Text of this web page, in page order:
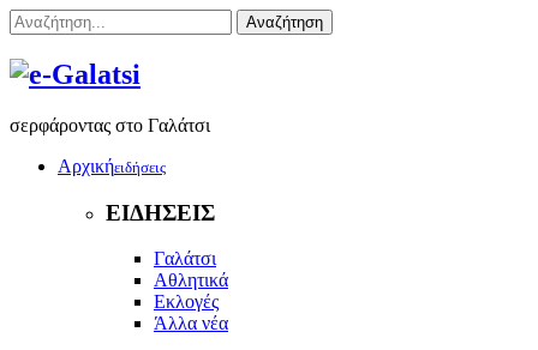
Αναζήτηση
σερφάροντας στο Γαλάτσι
Αρχικήειδήσεις
ΕΙΔΗΣΕΙΣ
Γαλάτσι
Αθλητικά
Εκλογές
Άλλα νέα